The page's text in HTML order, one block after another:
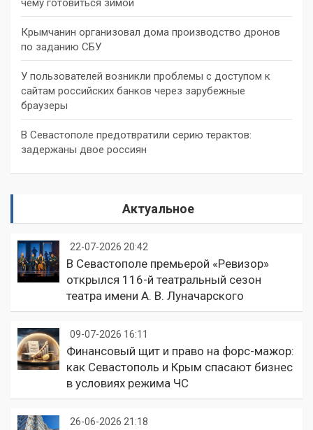
чему готовиться зимой
Крымчанин организовал дома производство дронов
по заданию СБУ
У пользователей возникли проблемы с доступом к
сайтам российских банков через зарубежные
браузеры
В Севастополе предотвратили серию терактов:
задержаны двое россиян
Актуальное
22-07-2026 20:42
В Севастополе премьерой «Ревизор»
открылся 116-й театральный сезон
театра имени А. В. Луначарского
09-07-2026 16:11
Финансовый щит и право на форс-мажор:
как Севастополь и Крым спасают бизнес
в условиях режима ЧС
26-06-2026 21:18